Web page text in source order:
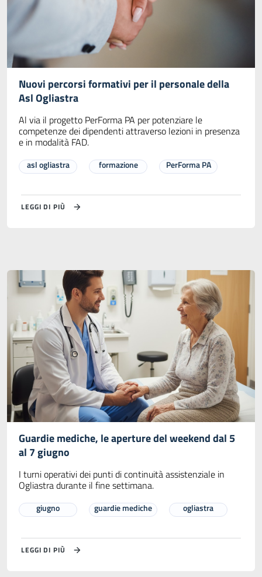
Nuovi percorsi formativi per il personale della
Asl Ogliastra
Al via il progetto PerForma PA per potenziare le
competenze dei dipendenti attraverso lezioni in presenza
e in modalità FAD.
asl ogliastra formazione PerForma PA
LEGGI DI PIÙ
Guardie mediche, le aperture del weekend dal 5
al 7 giugno
I turni operativi dei punti di continuità assistenziale in
Ogliastra durante il fine settimana.
giugno guardie mediche ogliastra
LEGGI DI PIÙ